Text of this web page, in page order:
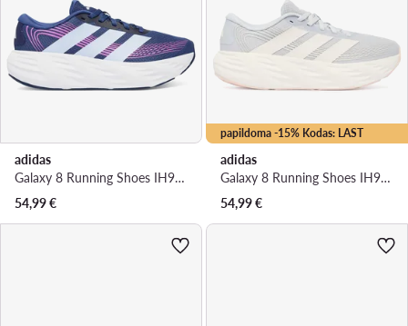
adidas
Galaxy 8 Running Shoes IH9787 · Bėgimo batai
54,99€
papildoma -15% Kodas: LAST
adidas
Galaxy 8 Running Shoes IH9786 · Bėgimo batai
54,99€